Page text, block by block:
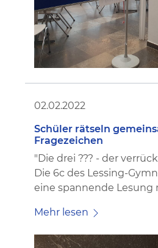
02.02.2022
Schüler rätseln
Fragezeichen
"Die drei ??? - der
Die 6c des Lessing-
eine spannende Lesung
Mehr lesen